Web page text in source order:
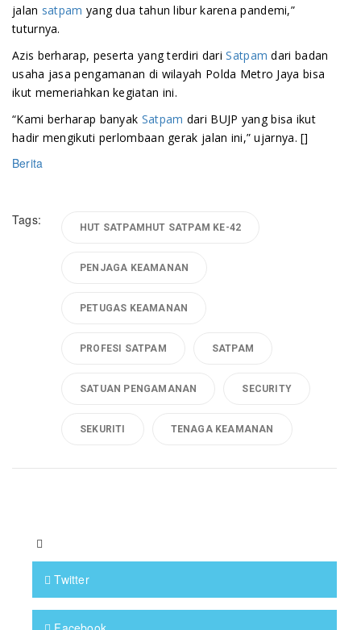
jalan satpam yang dua tahun libur karena pandemi,”
tuturnya.
Azis berharap, peserta yang terdiri dari Satpam dari badan
usaha jasa pengamanan di wilayah Polda Metro Jaya bisa
ikut memeriahkan kegiatan ini.
“Kami berharap banyak Satpam dari BUJP yang bisa ikut
hadir mengikuti perlombaan gerak jalan ini,” ujarnya. []
Berita
Tags: HUT SATPAMHUT SATPAM KE-42
PENJAGA KEAMANAN
PETUGAS KEAMANAN
PROFESI SATPAM SATPAM
SATUAN PENGAMANAN SECURITY
SEKURITI TENAGA KEAMANAN
Twitter